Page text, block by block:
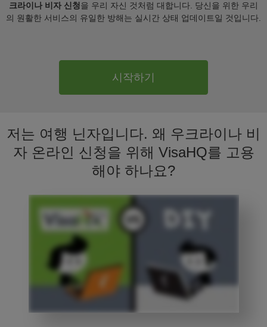
크라이나 비자 신청을 우리 자신 것처럼 대합니다. 당신을 위한 우리
의 원활한 서비스의 유일한 방해는 실시간 상태 업데이트일 것입니다.
시작하기
저는 여행 닌자입니다. 왜 우크라이나 비
자 온라인 신청을 위해 VisaHQ를 고용
해야 하나요?